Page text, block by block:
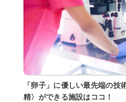
「卵子」に優しい最先端の
精〉ができる施設はココ！